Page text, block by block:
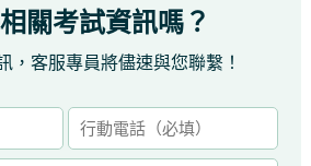
關考試資訊嗎？
，客服專員將儘速與您聯繫！